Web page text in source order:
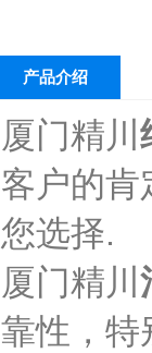
产品介绍
厦门精川
客户的肯
您选择.
厦门精川
靠性，特